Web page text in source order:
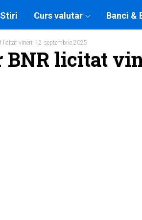
Stiri Curs valutar Banci &
licitat vineri, 12 septembrie 2025
licitat